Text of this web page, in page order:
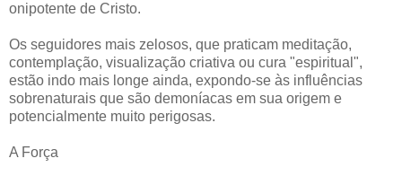
onipotente de Cristo.
Os seguidores mais zelosos, que praticam meditação,
contemplação, visualização criativa ou cura "espiritual",
estão indo mais longe ainda, expondo-se às influências
sobrenaturais que são demoníacas em sua origem e
potencialmente muito perigosas.
A Força